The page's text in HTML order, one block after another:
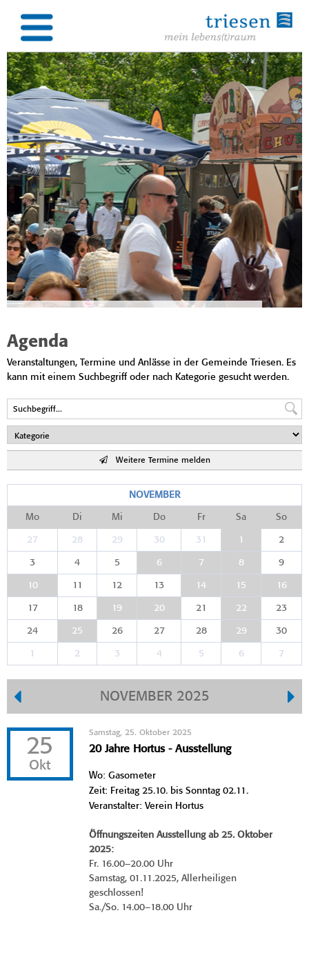
Agenda
Veranstaltungen, Termine und Anlässe in der Gemeinde Triesen. Es
kann mit einem Suchbegriff oder nach Kategorie gesucht werden.
Weitere Termine melden
NOVEMBER
Mo Di Mi Do Fr Sa So
27 28 29 30 31 1 2
3 4 5 6 7 8 9
10 11 12 13 14 15 16
17 18 19 20 21 22 23
24 25 26 27 28 29 30
1 2 3 4 5 6 7
NOVEMBER 2025
25
Okt
Samstag, 25. Oktober 2025
20 Jahre Hortus - Ausstellung
Wo: Gasometer
Zeit: Freitag 25.10. bis Sonntag 02.11.
Veranstalter: Verein Hortus
Öffnungszeiten Ausstellung ab 25. Oktober
2025:
Fr. 16.00–20.00 Uhr
Samstag, 01.11.2025, Allerheiligen
geschlossen!
Sa./So. 14.00–18.00 Uhr